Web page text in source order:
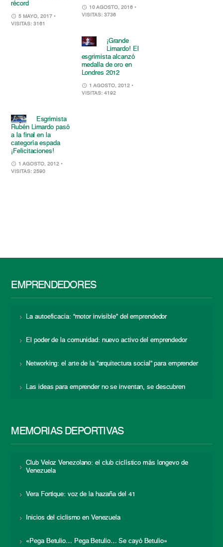
récord
5 MAYO, 2017 •
VISITAS: 3161
10 AGOSTO, 2016 •
VISITAS: 3736
¡Grande
Limardo! El
esgrimista alcanzó
medalla de oro en
Londres 2012
1 AGOSTO, 2012 •
VISITAS: 4192
Esgrimista
Rubén Limardo pasó
a la final en la
categoría espada
¡Felicitaciones!
1 AGOSTO, 2012 •
VISITAS: 2590
EMPRENDEDORES
La autoeficacia: “motor invisible” del emprendedor
El poder de la comunidad: nuevo activo del emprendedor
Networking: el arte de la “arquitectura social” para emprender
Las ideas para emprender no se inventan, se descubren
MEMORIAS DEPORTIVAS
Club Veloz Venezolano: el club ciclístico más longevo de
Venezuela
Vera Fortique: voz de la hazaña del 41
Inicios del ciclismo en Venezuela
«Pega Betulio… Pega Betulio… Se cayó Betulio»